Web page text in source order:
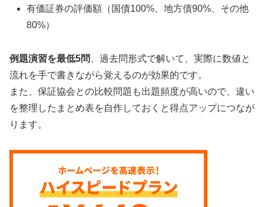
有価証券の評価額（国債100%、地方債90%、その他
80%）
例題演習を最低5問
、過去問形式で解いて、実際に数値と
流れを手で書きながら覚えるのが効果的です。
また、保証協会との比較問題も出題頻度が高いので、違い
を整理したまとめ表を自作しておくと得点アップにつなが
ります。